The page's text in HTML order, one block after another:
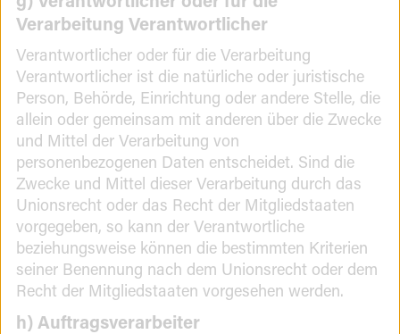
Verarbeitung Verantwortlicher
Verantwortlicher oder für die Verarbeitung
Verantwortlicher ist die natürliche oder juristische
Person, Behörde, Einrichtung oder andere Stelle, die
allein oder gemeinsam mit anderen über die Zwecke
und Mittel der Verarbeitung von
personenbezogenen Daten entscheidet. Sind die
Zwecke und Mittel dieser Verarbeitung durch das
Unionsrecht oder das Recht der Mitgliedstaaten
vorgegeben, so kann der Verantwortliche
beziehungsweise können die bestimmten Kriterien
seiner Benennung nach dem Unionsrecht oder dem
Recht der Mitgliedstaaten vorgesehen werden.
h) Auftragsverarbeiter